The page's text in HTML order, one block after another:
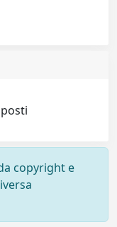
copyright e